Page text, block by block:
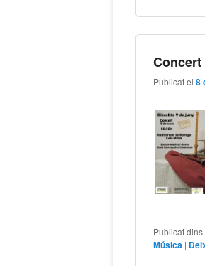
Publicat el8
Publicat dins
Música |